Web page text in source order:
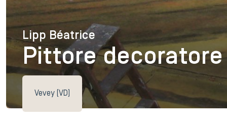
Lipp Béatrice
Lipp Béatrice
Pittore decoratore
Vevey (VD)